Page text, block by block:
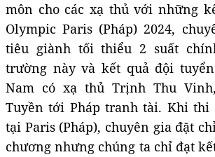
môn cho các xạ thủ với những
Olympic Paris (Pháp) 2024,
tiêu giành tối thiểu 2 suất
trường này và kết quả đội
Nam có xạ thủ Trịnh Thu
Tuyền tới Pháp tranh tài. Khi thi
tại Paris (Pháp), chuyên gia đặt
chương nhưng chúng ta chỉ đạt